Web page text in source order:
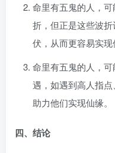
命里有五鬼的人，
折，但正是这些波
伏，从而更容易实现
命里有五鬼的人，
遇，如遇到高人指
助力他们实现仙缘。
四、结论